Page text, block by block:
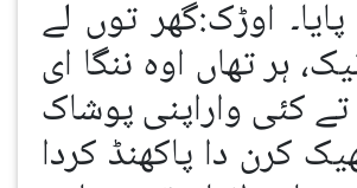
اوڑک:گھر توں لے
ہر تھاں اوہ ننگا ای
کئی واراپنی پوشاک
کرن دا پاکھنڈ کردا